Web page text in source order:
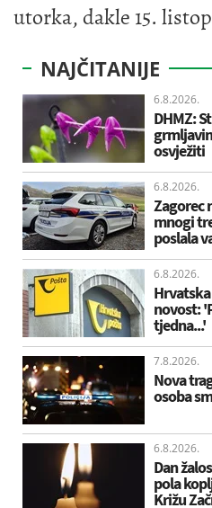
utorka, dakle 15.
NAJČITANIJE
6.8.2026.
DHMZ:
osvježiti
6.8.2026.
Zagorec
mnogi
poslala
6.8.2026.
novost:
tjedna...'
7.8.2026.
Nova
osoba
6.8.2026.
Dan
pola
Križu